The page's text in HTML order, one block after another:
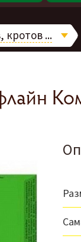
кротов ...